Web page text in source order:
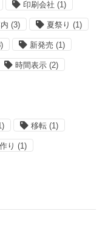
印刷会社 (1)
(3) 夏祭り (1)
新発売 (1)
時間表示 (2)
移転 (1)
り (1)